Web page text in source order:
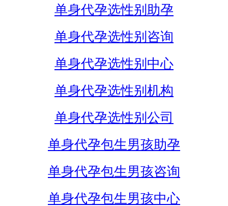
单身代孕选性别助孕
单身代孕选性别咨询
单身代孕选性别中心
单身代孕选性别机构
单身代孕选性别公司
单身代孕包生男孩助孕
单身代孕包生男孩咨询
单身代孕包生男孩中心